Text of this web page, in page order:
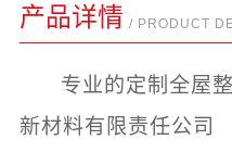
产品详情 / PRODUCT
专业的定制全屋
新材料有限责任公司